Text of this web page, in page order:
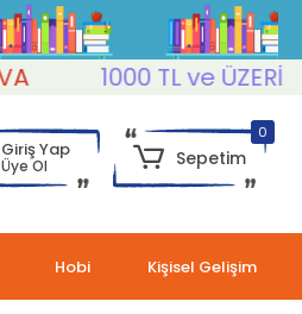
1000 TL ve ÜZERİ
Giriş Yap
Üye Ol
0
Sepetim
Hobi Kişisel Gelişim